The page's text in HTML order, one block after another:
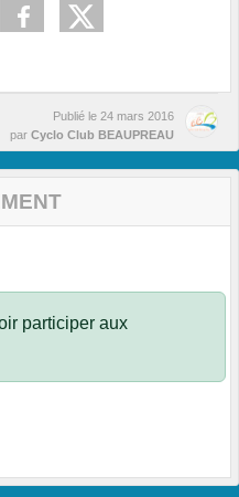
Publié le 24 mars 2016
par Cyclo Club BEAUPREAU
participer aux